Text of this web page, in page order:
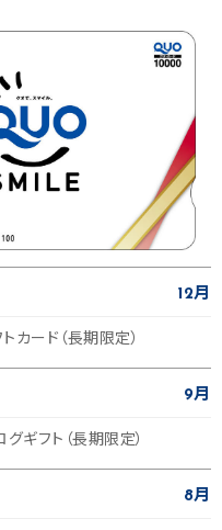
12月
カード（長期限定）
9月
ギフト（長期限定）
8月